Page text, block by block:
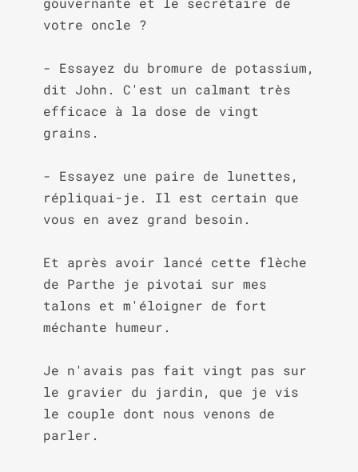
votre oncle ?
- Essayez du bromure de potassium,
dit John. C'est un calmant très
efficace à la dose de vingt
grains.
- Essayez une paire de lunettes,
répliquai-je. Il est certain que
vous en avez grand besoin.
Et après avoir lancé cette flèche
de Parthe je pivotai sur mes
talons et m'éloigner de fort
méchante humeur.
Je n'avais pas fait vingt pas sur
le gravier du jardin, que je vis
le couple dont nous venons de
parler.